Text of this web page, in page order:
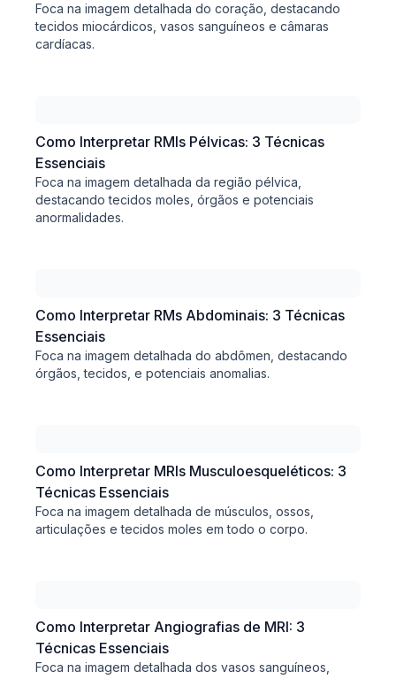
Foca na imagem detalhada do coração, destacando
tecidos miocárdicos, vasos sanguíneos e câmaras
cardíacas.
Como Interpretar RMIs Pélvicas: 3 Técnicas
Essenciais
Foca na imagem detalhada da região pélvica,
destacando tecidos moles, órgãos e potenciais
anormalidades.
Como Interpretar RMs Abdominais: 3 Técnicas
Essenciais
Foca na imagem detalhada do abdômen, destacando
órgãos, tecidos, e potenciais anomalias.
Como Interpretar MRIs Musculoesqueléticos: 3
Técnicas Essenciais
Foca na imagem detalhada de músculos, ossos,
articulações e tecidos moles em todo o corpo.
Como Interpretar Angiografias de MRI: 3
Técnicas Essenciais
Foca na imagem detalhada dos vasos sanguíneos,